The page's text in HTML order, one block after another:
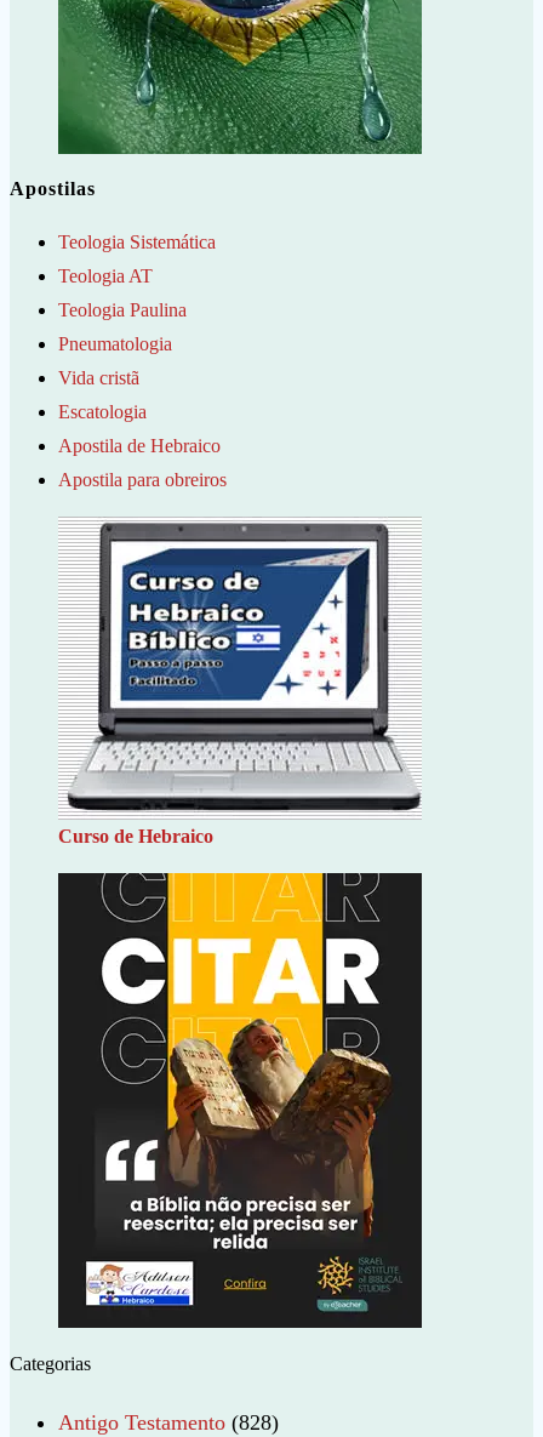
Apostilas
Teologia Sistemática
Teologia AT
Teologia Paulina
Pneumatologia
Vida cristã
Escatologia
Apostila de Hebraico
Apostila para obreiros
Curso de Hebraico
Categorias
Antigo Testamento (828)